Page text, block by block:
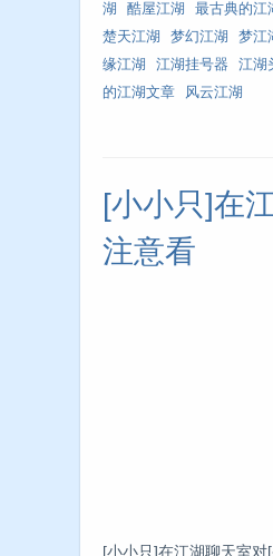
湖
酷屋江湖 最古典的江
楚天江湖
梦幻江湖 梦江
缘江湖
江湖挂号器 江湖
的江湖文章
风云江湖
[小小只]在
注意看
[小小只]在江湖聊天室